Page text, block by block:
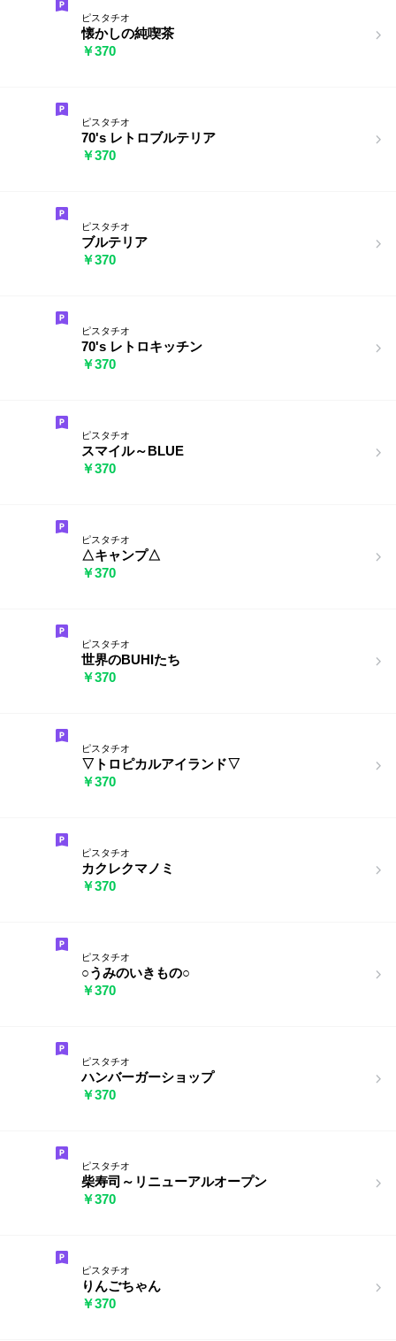
ピスタチオ
懐かしの純喫茶
￥370
ピスタチオ
70's レトロブルテリア
￥370
ピスタチオ
ブルテリア
￥370
ピスタチオ
70's レトロキッチン
￥370
ピスタチオ
スマイル～BLUE
￥370
ピスタチオ
△キャンプ△
￥370
ピスタチオ
世界のBUHIたち
￥370
ピスタチオ
▽トロピカルアイランド▽
￥370
ピスタチオ
カクレクマノミ
￥370
ピスタチオ
○うみのいきもの○
￥370
ピスタチオ
ハンバーガーショップ
￥370
ピスタチオ
柴寿司～リニューアルオープン
￥370
ピスタチオ
りんごちゃん
￥370